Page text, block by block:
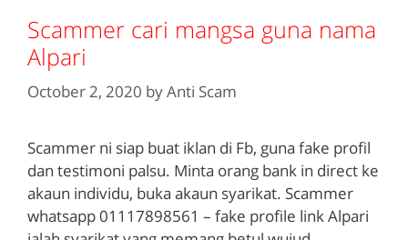
Scammer cari mangsa guna nama
Alpari
October 2, 2020 byAnti Scam
Scammer ni siap buat iklan di Fb, guna fake profil
dan testimoni palsu. Minta orang bank in direct ke
akaun individu, buka akaun syarikat. Scammer
whatsapp 01117898561 – fake profile link Alpari